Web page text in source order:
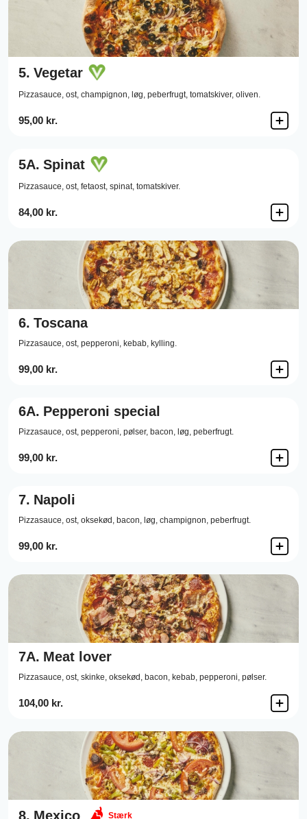
5. Vegetar
Pizzasauce, ost, champignon, løg, peberfrugt, tomatskiver, oliven.
95,00 kr.
5A. Spinat
Pizzasauce, ost, fetaost, spinat, tomatskiver.
84,00 kr.
6. Toscana
Pizzasauce, ost, pepperoni, kebab, kylling.
99,00 kr.
6A. Pepperoni special
Pizzasauce, ost, pepperoni, pølser, bacon, løg, peberfrugt.
99,00 kr.
7. Napoli
Pizzasauce, ost, oksekød, bacon, løg, champignon, peberfrugt.
99,00 kr.
7A. Meat lover
Pizzasauce, ost, skinke, oksekød, bacon, kebab, pepperoni, pølser.
104,00 kr.
8. Mexico Stærk